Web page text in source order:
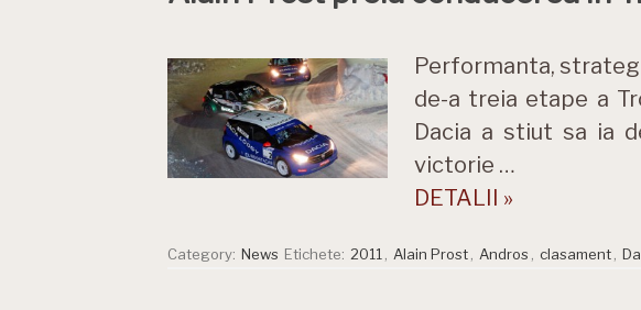
Performanta,
de-a treia etape a
Dacia a stiut sa ia
victorie …
DETALII »
Category: News Etichete: 2011 Alain Prost Andros clasament